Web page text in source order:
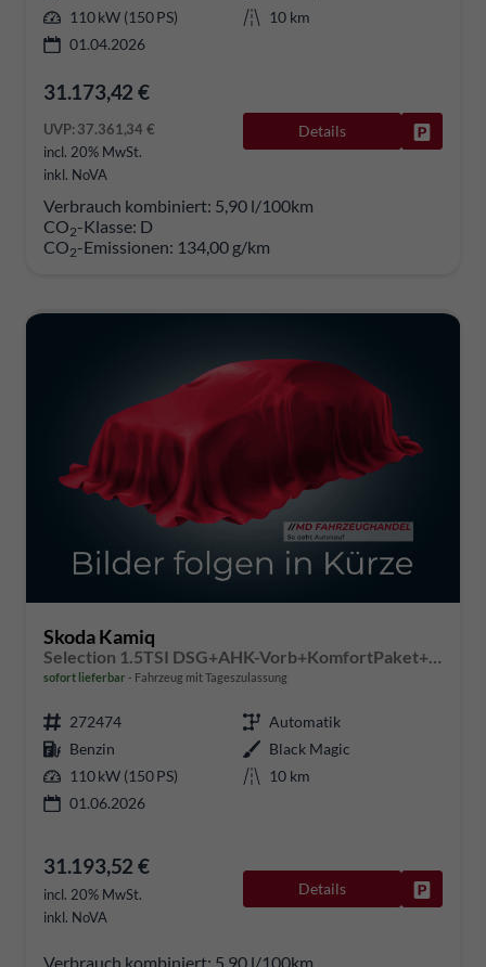
110 kW (150 PS)
10 km
01.04.2026
31.173,42 €
UVP:37.361,34 €
incl. 20% MwSt.
inkl. NoVA
Details
Verbrauch kombiniert: 5,90 l/100km
CO2-Klasse: D
CO2-Emissionen: 134,00 g/km
Skoda Kamiq
sofort lieferbar Fahrzeug mit Tageszulassung
272474
Automatik
Benzin
Black Magic
110 kW (150 PS)
10 km
01.06.2026
31.193,52 €
incl. 20% MwSt.
inkl. NoVA
Details
Verbrauch kombiniert: 5,90 l/100km